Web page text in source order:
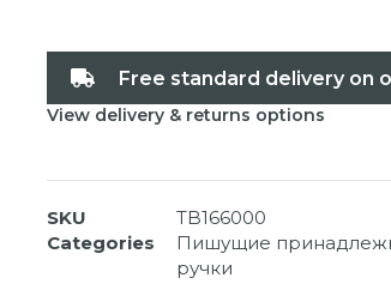
Free standard delivery on
View delivery & returns options
SKU
TB166000
Categories
Пишущие
ручки